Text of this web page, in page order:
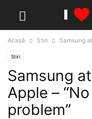
Acasă Stiri Samsung
Stiri
Samsung
Apple –
problem”